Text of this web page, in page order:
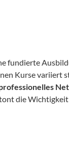
fundierte
Kurse variiert
die